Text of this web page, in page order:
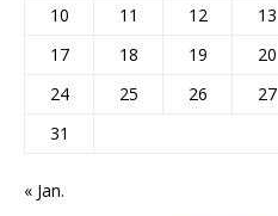
10
11 12 13
17
18 19 20
24
25 26 27
31
« Jan.